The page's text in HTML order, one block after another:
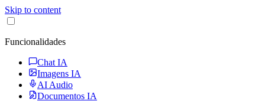
Skip to content
Funcionalidades
Chat IA
Imagens IA
AI Audio
Documentos IA